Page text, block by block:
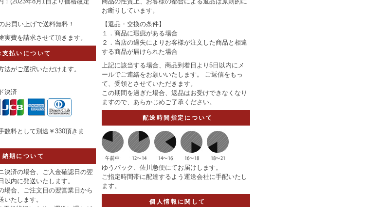
お買い上げで送料無料！
費を請求させて頂きます。
支払いについて
法がご選択いただけます。
決済
数料として別途￥330頂きま
納期について
決済の場合、ご入金確認日の翌
以内に発送いたします。
場合、ご注文日の翌営業日から
いたします。
お断りしています。
【返品・交換の条件】
１．商品に瑕疵がある場合
２．当店の過失によりお客様が注文した商品と相違
する商品が届けられた場合
上記に該当する場合、商品到着日より5日以内にメ
ールでご連絡をお願いいたします。 ご返信をもっ
て、受領とさせていただきます。
この期間を過ぎた場合、返品はお受けできなくなり
ますので、あらかじめご了承ください。
配送時間指定について
ゆうパック、佐川急便にてお届けします。
ご指定時間帯に配達するよう運送会社に手配いたし
ます。
個人情報に関して